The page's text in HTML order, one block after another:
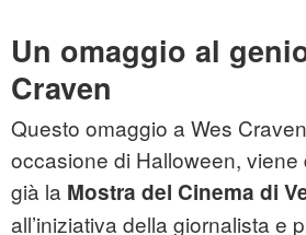
Un omaggio al
Craven
Questo omaggio a Wes
occasione di Halloween, viene
già la Mostra del Cinema di
all’iniziativa della giornalista e